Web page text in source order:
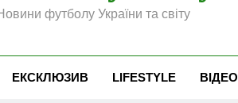
футболу України та світу
ЕКСКЛЮЗИВ LIFESTYLE ВІДЕО